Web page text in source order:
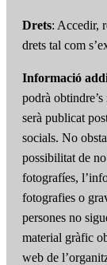
Drets: Accedir,
drets tal com
Informació
podrà
serà publicat
socials. No
possibilitat de
fotografíes,
fotografies o
persones no
material gràfic
web de